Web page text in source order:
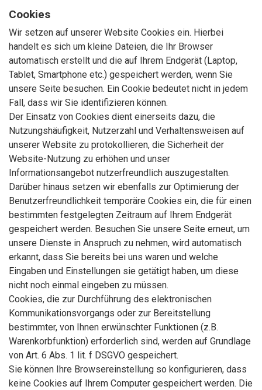
Cookies
Wir setzen auf unserer Website Cookies ein. Hierbei
handelt es sich um kleine Dateien, die Ihr Browser
automatisch erstellt und die auf Ihrem Endgerät (Laptop,
Tablet, Smartphone etc.) gespeichert werden, wenn Sie
unsere Seite besuchen. Ein Cookie bedeutet nicht in jedem
Fall, dass wir Sie identifizieren können.
Der Einsatz von Cookies dient einerseits dazu, die
Nutzungshäufigkeit, Nutzerzahl und Verhaltensweisen auf
unserer Website zu protokollieren, die Sicherheit der
Website-Nutzung zu erhöhen und unser
Informationsangebot nutzerfreundlich auszugestalten.
Darüber hinaus setzen wir ebenfalls zur Optimierung der
Benutzerfreundlichkeit temporäre Cookies ein, die für einen
bestimmten festgelegten Zeitraum auf Ihrem Endgerät
gespeichert werden. Besuchen Sie unsere Seite erneut, um
unsere Dienste in Anspruch zu nehmen, wird automatisch
erkannt, dass Sie bereits bei uns waren und welche
Eingaben und Einstellungen sie getätigt haben, um diese
nicht noch einmal eingeben zu müssen.
Cookies, die zur Durchführung des elektronischen
Kommunikationsvorgangs oder zur Bereitstellung
bestimmter, von Ihnen erwünschter Funktionen (z.B.
Warenkorbfunktion) erforderlich sind, werden auf Grundlage
von Art. 6 Abs. 1 lit. f DSGVO gespeichert.
Sie können Ihre Browsereinstellung so konfigurieren, dass
keine Cookies auf Ihrem Computer gespeichert werden. Die